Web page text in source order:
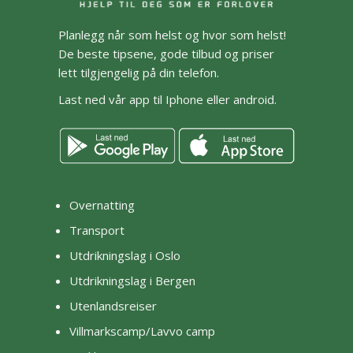
Planlegg når som helst og hvor som helst!
De beste tipsene, gode tilbud og priser
lett tilgjengelig på din telefon.
Last ned vår app til Iphone eller android.
Overnatting
Transport
Utdrikningslag i Oslo
Utdrikningslag i Bergen
Utenlandsreiser
Villmarkscamp/Lavvo camp